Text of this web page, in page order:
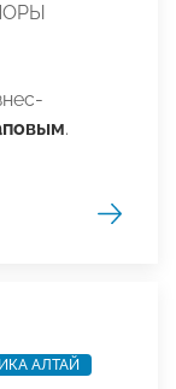
.
АЛТАЙ